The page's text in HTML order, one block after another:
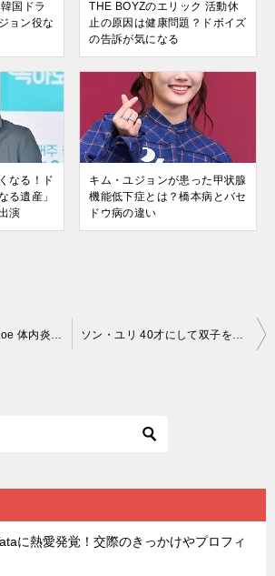
国ドラ
ョン役な
THE BOYZのエリック 活動休
止の原因は健康問題？ドボイズ
の告訴が気になる
なる！ド
る遺産」
演
キム・ユジョンが患った甲状腺
機能低下症とは？橋本病とバセ
ドウ病の違い
韓国のラッパーBig Joe 体内炎症の手術中に亡くなる！体重320kg超えの享年43才 ソン・ユリ 40才にして双子を妊娠！夫はプロゴルファーのアン・ソンヒョン
に熱愛発覚！交際のきっかけやプロフィ